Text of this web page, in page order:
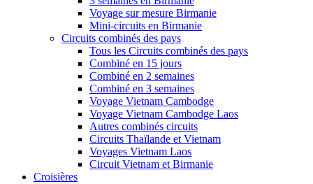
Voyage sur mesure Birmanie
Mini-circuits en Birmanie
Circuits combinés des pays
Tous les Circuits combinés des pays
Combiné en 15 jours
Combiné en 2 semaines
Combiné en 3 semaines
Voyage Vietnam Cambodge
Voyage Vietnam Cambodge Laos
Autres combinés circuits
Circuits Thaïlande et Vietnam
Voyages Vietnam Laos
Circuit Vietnam et Birmanie
Croisières